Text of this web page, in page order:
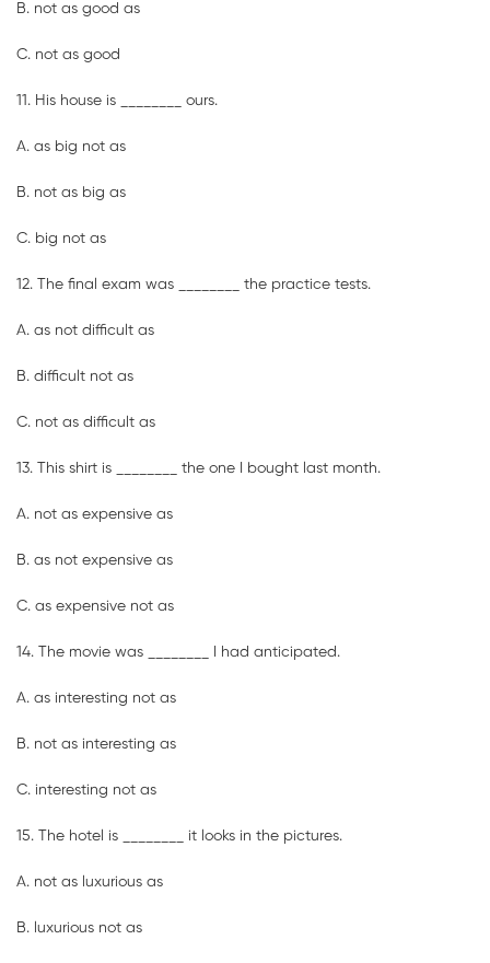
B. not as good as
C. not as good
11. His house is ________ ours.
A. as big not as
B. not as big as
C. big not as
12. The final exam was ________ the practice tests.
A. as not difficult as
B. difficult not as
C. not as difficult as
13. This shirt is ________ the one I bought last month.
A. not as expensive as
B. as not expensive as
C. as expensive not as
14. The movie was ________ I had anticipated.
A. as interesting not as
B. not as interesting as
C. interesting not as
15. The hotel is ________ it looks in the pictures.
A. not as luxurious as
B. luxurious not as